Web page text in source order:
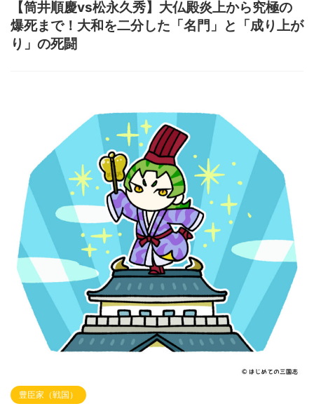
【筒井順慶vs松永久秀】大仏殿炎上から究極の
爆死まで！大和を二分した「名門」と「成り上が
り」の死闘
豊臣家（戦国）